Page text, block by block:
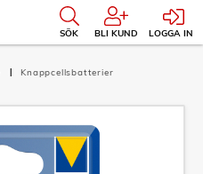
SÖK BLI KUND LOGGA IN
Knappcellsbatterier